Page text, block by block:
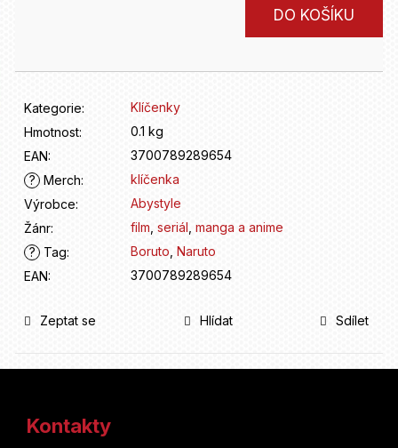
DO KOŠÍKU
Kategorie:
Klíčenky
Hmotnost:
0.1 kg
EAN:
3700789289654
? Merch:
klíčenka
Výrobce:
Abystyle
Žánr: film, seriál, manga a anime
?
Tag: Boruto, Naruto
EAN: 3700789289654
Zeptat se Hlídat Sdílet
r
u
č
u
e
m
e
Kontakty